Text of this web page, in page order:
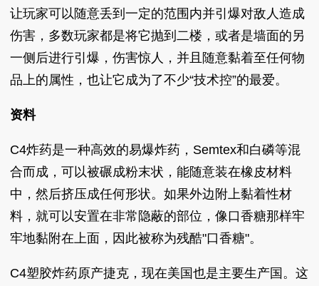
让玩家可以随意丢到一定的范围内并引爆对敌人造成
伤害，多数玩家都是将它抛到二楼，或者是墙面的另
一侧后进行引爆，伤害惊人，并且随意黏着至任何物
品上的属性，也让它成为了不少“技术控”的最爱。
资料
C4炸药是一种高效的易爆炸药，Semtex和白磷等混
合而成，可以被碾成粉末状，能随意装在橡皮材料
中，然后挤压成任何形状。如果外边附上黏着性材
料，就可以安置在非常隐蔽的部位，像口香糖那样牢
牢地黏附在上面，因此被称为残酷"口香糖"。
C4塑胶炸药原产捷克，现在美国也是主要生产国。这